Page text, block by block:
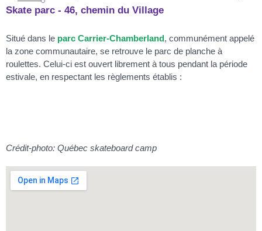
Skate parc - 46, chemin du Village
Situé dans le parc Carrier-Chamberland, communément appelé
la zone communautaire, se retrouve le parc de planche à
roulettes. Celui-ci est ouvert librement à tous pendant la période
estivale, en respectant les règlements établis :
Crédit-photo: Québec skateboard camp